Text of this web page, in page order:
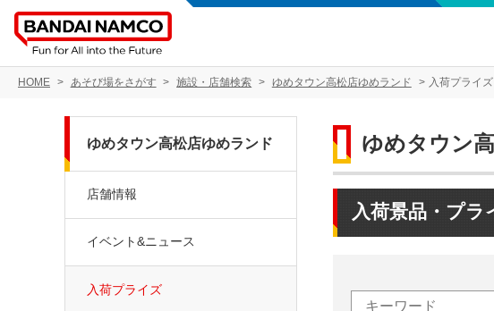
HOME あそび場をさがす 施設・店舗検索 ゆめタウン高松店ゆめランド 入荷プライズ
ゆめタウン
入荷景品・プラ
ゆめタウン高松店ゆめランド
店舗情報
イベント&ニュース
入荷プライズ